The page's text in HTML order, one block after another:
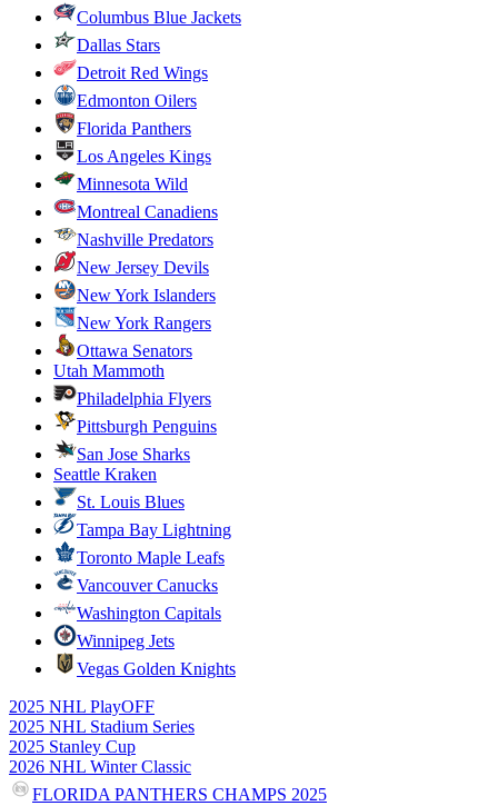
Columbus Blue Jackets
Dallas Stars
Detroit Red Wings
Edmonton Oilers
Florida Panthers
Los Angeles Kings
Minnesota Wild
Montreal Canadiens
Nashville Predators
New Jersey Devils
New York Islanders
New York Rangers
Ottawa Senators
Utah Mammoth
Philadelphia Flyers
Pittsburgh Penguins
San Jose Sharks
Seattle Kraken
St. Louis Blues
Tampa Bay Lightning
Toronto Maple Leafs
Vancouver Canucks
Washington Capitals
Winnipeg Jets
Vegas Golden Knights
2025 NHL PlayOFF
2025 NHL Stadium Series
2025 Stanley Cup
2026 NHL Winter Classic
FLORIDA PANTHERS CHAMPS 2025